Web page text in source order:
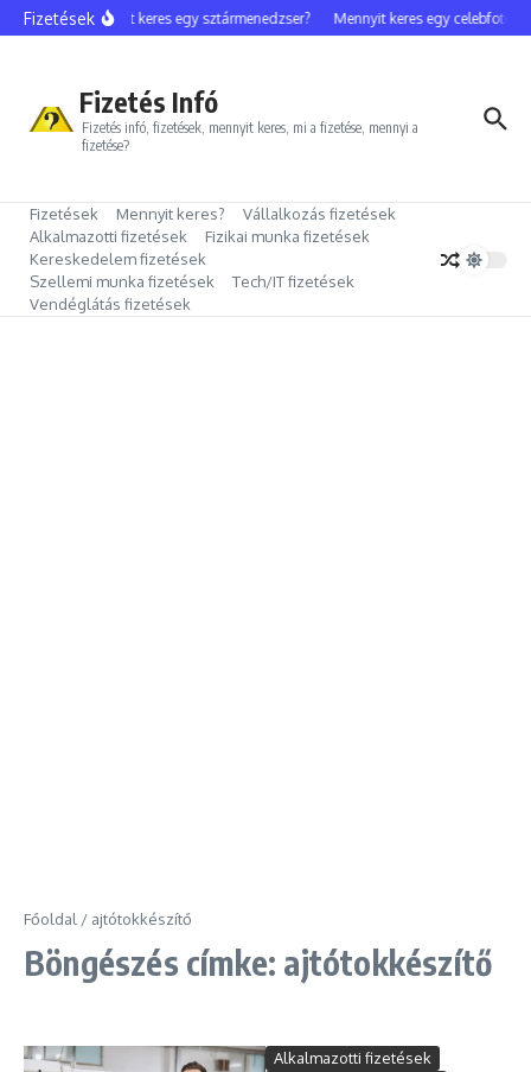
Ugrás a tartalomhoz
FizetésekMennyit keres egy sztármenedzser? Mennyit keres egy celebfotós?
Fizetés Infó
Fizetés infó, fizetések, mennyit keres, mi a fizetése, mennyi a
fizetése?
Fizetések Mennyit keres?
Vállalkozás fizetések
Alkalmazotti fizetések
Fizikai munka fizetések
Kereskedelem fizetések
Szellemi munka fizetések
Tech/IT fizetések
Vendéglátás fizetések
Főoldal / ajtótokkészítő
Böngészés címke: ajtótokkészítő
Alkalmazotti fizetések